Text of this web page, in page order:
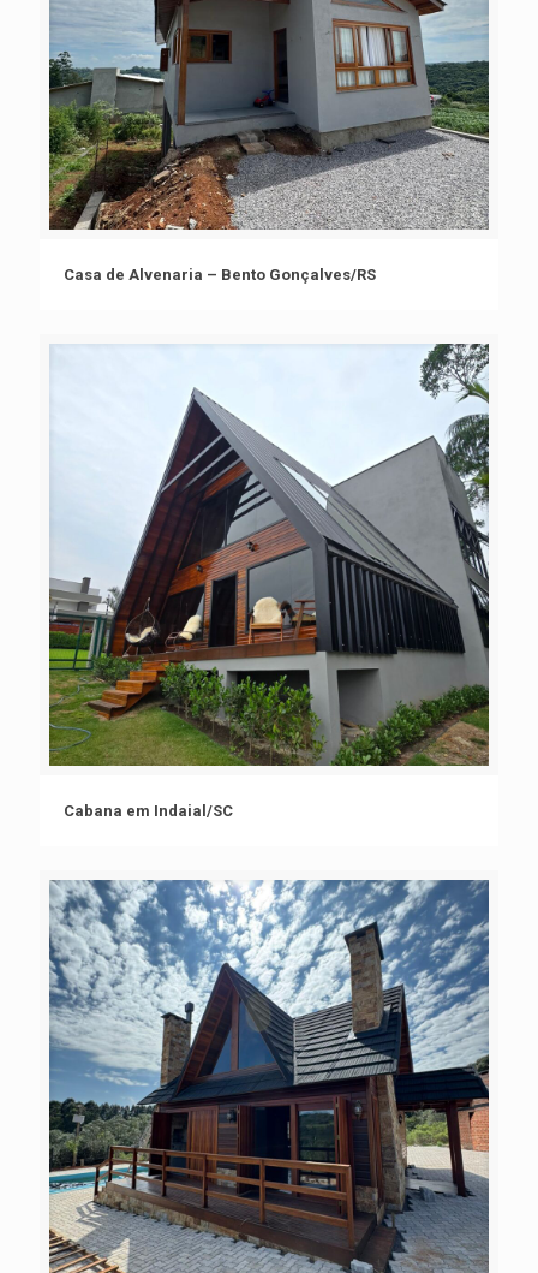
Casa de Alvenaria – Bento Gonçalves/RS
Casa de Alvenaria – Bento Gonçalves/RS
Cabana em Indaial/SC
Cabana em Indaial/SC